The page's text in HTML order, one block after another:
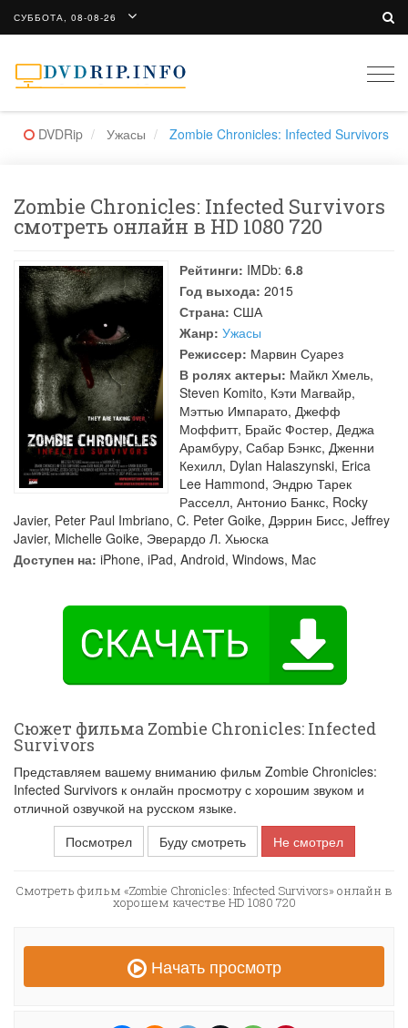
СУББОТА, 08-08-26
DVDRip Ужасы Zombie Chronicles: Infected Survivors
Zombie Chronicles: Infected Survivors
смотреть онлайн в HD 1080 720
Рейтинги: IMDb: 6.8
Год выхода: 2015
Страна: США
Жанр: Ужасы
Режиссер: Марвин Суарез
В ролях актеры: Майкл Хмель,
Steven Komito, Кэти Магвайр,
Мэттью Импарато, Джефф
Моффитт, Брайс Фостер, Деджа
Арамбуру, Сабар Бэнкс, Дженни
Кехилл, Dylan Halaszynski, Erica
Lee Hammond, Эндрю Тарек
Расселл, Антонио Банкс, Rocky
Javier, Peter Paul Imbriano, C. Peter Goike, Дэррин Бисс, Jeffrey
Javier, Michelle Goike, Эверардо Л. Хьюска
Доступен на: iPhone, iPad, Android, Windows, Mac
Сюжет фильма Zombie Chronicles: Infected
Survivors
Представляем вашему вниманию фильм Zombie Chronicles:
Infected Survivors к онлайн просмотру с хорошим звуком и
отличной озвучкой на русском языке.
Посмотрел
Буду смотреть Не смотрел
Смотреть фильм «Zombie Chronicles: Infected Survivors» онлайн в
хорошем качестве HD 1080 720
Начать просмотр